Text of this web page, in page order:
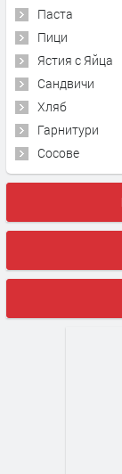
Паста
Пици
Ястия с Яйца
Сандвичи
Хляб
Гарнитури
Сосове